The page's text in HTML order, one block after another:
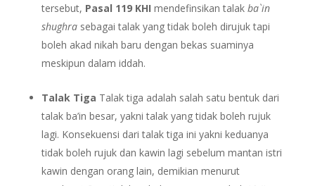
tersebut, Pasal 119 KHI mendefinsikan talak ba`in
shughrasebagai talak yang tidak boleh dirujuk tapi
boleh akad nikah baru dengan bekas suaminya
meskipun dalam iddah.
Talak Tiga Talak tiga adalah salah satu bentuk dari
talak ba’in besar, yakni talak yang tidak boleh rujuk
lagi. Konsekuensi dari talak tiga ini yakni keduanya
tidak boleh rujuk dan kawin lagi sebelum mantan istri
kawin dengan orang lain, demikian menurut